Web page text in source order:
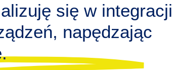
się w integracji
napędzając